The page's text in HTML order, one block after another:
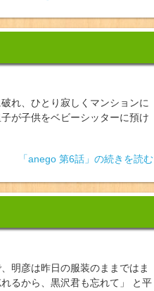
れ、ひとり寂しくマンションに
が子供をベビーシッターに預け
「anego 第6話」の続きを読む
明彦は昨日の服装のままではま
るから、黒沢君も忘れて」 と平